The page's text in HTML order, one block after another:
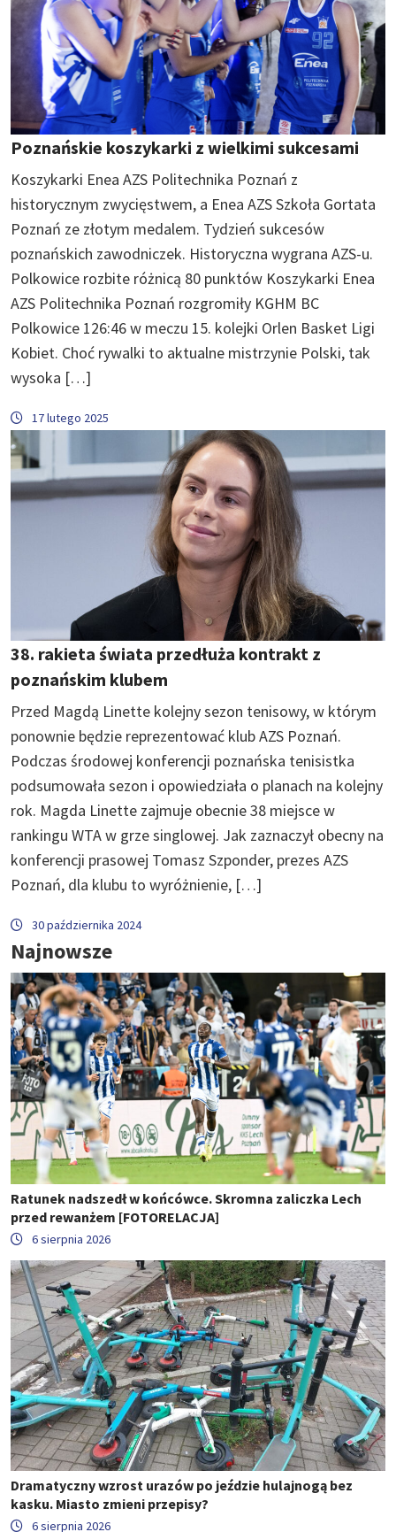
Poznańskie koszykarki z wielkimi sukcesami
Koszykarki Enea AZS Politechnika Poznań z
historycznym zwycięstwem, a Enea AZS Szkoła Gortata
Poznań ze złotym medalem. Tydzień sukcesów
poznańskich zawodniczek. Historyczna wygrana AZS-u.
Polkowice rozbite różnicą 80 punktów Koszykarki Enea
AZS Politechnika Poznań rozgromiły KGHM BC
Polkowice 126:46 w meczu 15. kolejki Orlen Basket Ligi
Kobiet. Choć rywalki to aktualne mistrzynie Polski, tak
wysoka […]
17 lutego 2025
38. rakieta świata przedłuża kontrakt z
poznańskim klubem
Przed Magdą Linette kolejny sezon tenisowy, w którym
ponownie będzie reprezentować klub AZS Poznań.
Podczas środowej konferencji poznańska tenisistka
podsumowała sezon i opowiedziała o planach na kolejny
rok. Magda Linette zajmuje obecnie 38 miejsce w
rankingu WTA w grze singlowej. Jak zaznaczył obecny na
konferencji prasowej Tomasz Szponder, prezes AZS
Poznań, dla klubu to wyróżnienie, […]
30 października 2024
Najnowsze
Ratunek nadszedł w końcówce. Skromna zaliczka Lech
przed rewanżem [FOTORELACJA]
6 sierpnia 2026
Dramatyczny wzrost urazów po jeździe hulajnogą bez
kasku. Miasto zmieni przepisy?
6 sierpnia 2026